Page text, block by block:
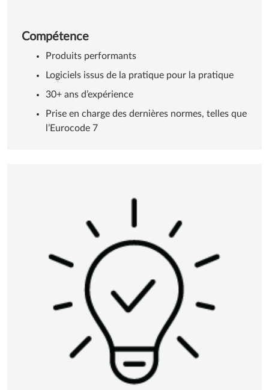
Compétence
Produits performants
Logiciels issus de la pratique pour la pratique
30+ ans d’expérience
Prise en charge des dernières normes, telles que
l’Eurocode 7